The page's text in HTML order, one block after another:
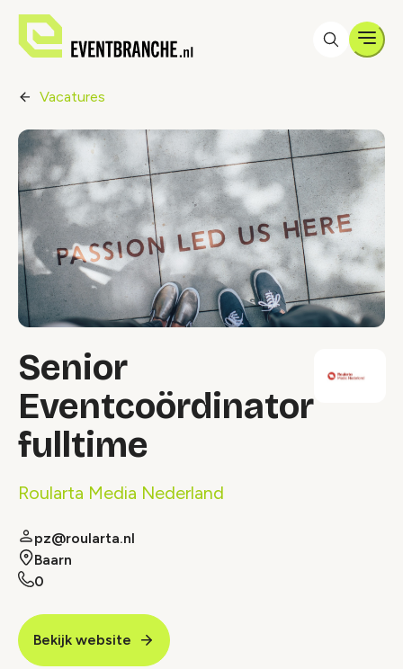
Vacatures
Senior
Eventcoördinator
fulltime
Roularta Media Nederland
pz@roularta.nl
Baarn
0
Bekijk website